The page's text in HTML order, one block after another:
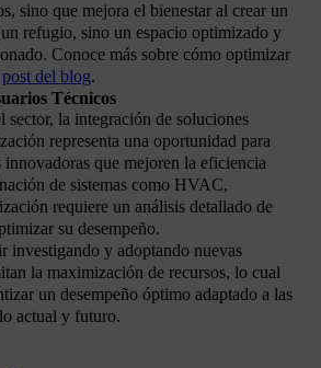
sino que mejora el bienestar al crear un
refugio, sino un espacio optimizado y
Conoce más sobre cómo optimizar
post del blog.
Técnicos
sector, la integración de soluciones
representa una oportunidad para
que mejoren la eficiencia
de sistemas como HVAC,
requiere un análisis detallado de
su desempeño.
investigando y adoptando nuevas
la maximización de recursos, lo cual
un desempeño óptimo adaptado a las
actual y futuro.